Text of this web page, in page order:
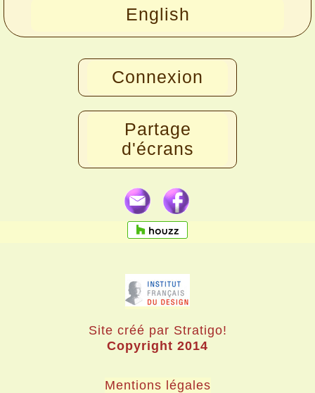
English
Connexion
Partage
d'écrans
Site créé par Stratigo!
Copyright 2014
Mentions légales